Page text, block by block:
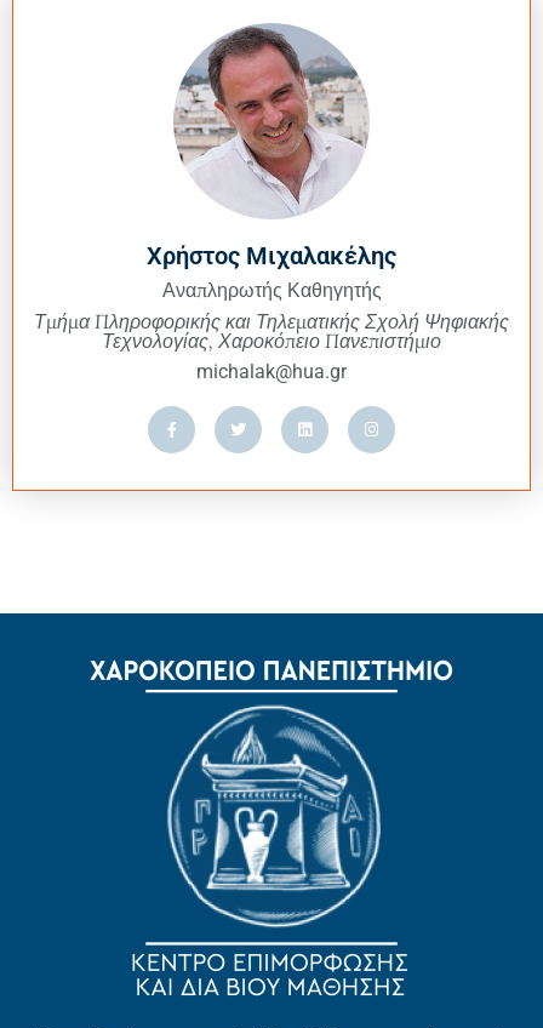
Χρήστος Μιχαλακέλης
Αναπληρωτής Καθηγητής
Τμήμα Πληροφορικής και Τηλεματικής Σχολή Ψηφιακής
Τεχνολογίας, Χαροκόπειο Πανεπιστήμιο
michalak@hua.gr